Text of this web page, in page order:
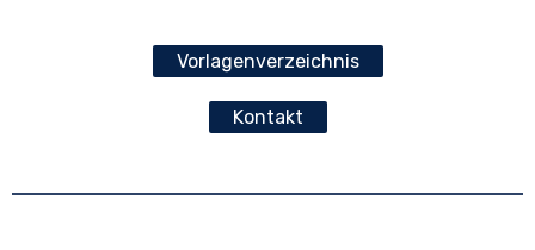
Vorlagenverzeichnis
Kontakt